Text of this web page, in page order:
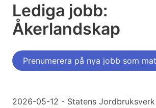
Lediga jobb:
Åkerlandskap
Prenumerera på nya jobb som
2026-05-12 - Statens Jordbruksverk